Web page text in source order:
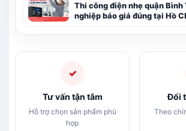
Thi công điện nhẹ quận Bình
nghiệp báo giá đúng tại Hồ
✓
Tư vấn tận tâm
Hỗ trợ chọn sản phẩm phù
hợp
Đổi
Theo